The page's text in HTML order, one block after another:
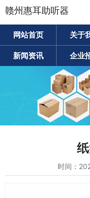
赣州惠耳助听器
网站首页 关于
新闻资讯 企业
时间：